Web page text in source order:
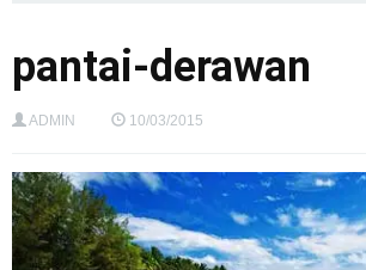
pantai-derawan
ADMIN 10/03/2015